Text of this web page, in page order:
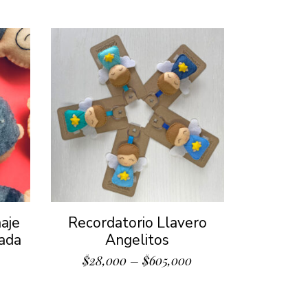
Recordatorio Llavero
Angelitos
$28,000 –$605,000